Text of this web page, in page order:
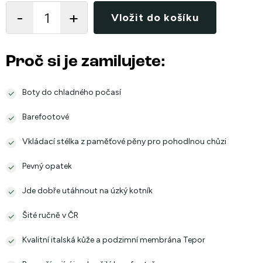
cena:
Vložit do košíku
Proč si je zamilujete:
Boty do chladného počasí
Barefootové
Vkládací stélka z paměťové pěny pro pohodlnou chůzi
Pevný opatek
Jde dobře utáhnout na úzký kotník
Šité ručně v ČR
Kvalitní italská kůže a podzimní membrána Tepor